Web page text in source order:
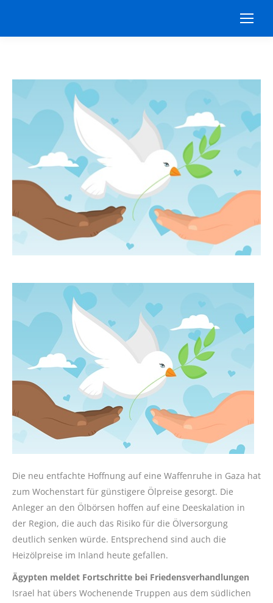
Die neu entfachte Hoffnung auf eine Waffenruhe in Gaza hat
zum Wochenstart für günstigere Ölpreise gesorgt. Die
Anleger an den Ölbörsen hoffen auf eine Deeskalation in
der Region, die auch das Risiko für die Ölversorgung
deutlich senken würde. Entsprechend sind auch die
Heizölpreise im Inland heute gefallen.
Ägypten meldet Fortschritte bei Friedensverhandlungen
Israel hat übers Wochenende Truppen aus dem südlichen